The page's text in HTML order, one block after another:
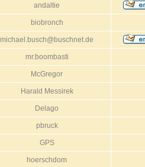
andaltie
biobronch
michael.busch@buschnet.de
mr.boombasti
McGregor
Harald Messirek
Delago
pbruck
GPS
hoerschdom